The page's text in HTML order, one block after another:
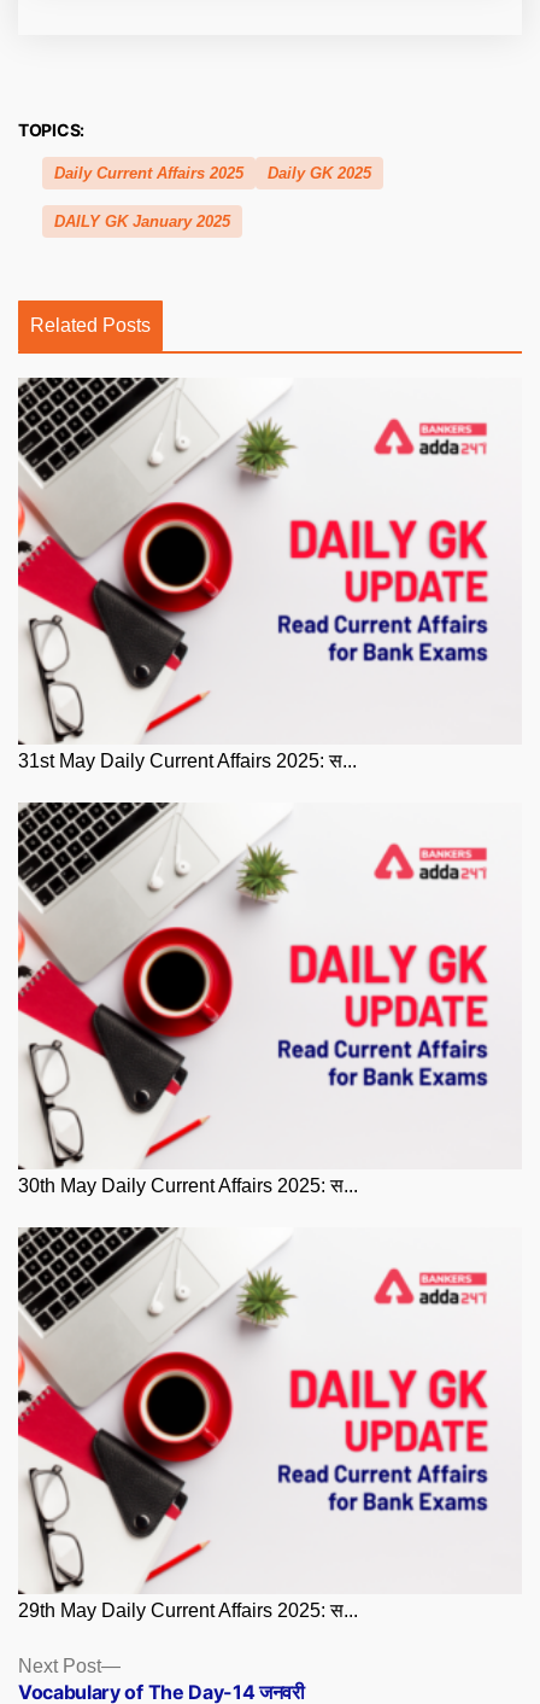
TOPICS:
Daily Current Affairs 2025 Daily GK 2025
DAILY GK January 2025
Related Posts
31st May Daily Current Affairs 2025: स...
30th May Daily Current Affairs 2025: स...
29th May Daily Current Affairs 2025: स...
Posts
Next Post
Next
post:
Vocabulary of The Day-14 जनवरी